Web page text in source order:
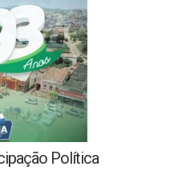
Política